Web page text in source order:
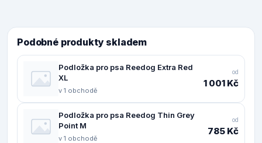
Podobné produkty skladem
Podložka pro psa Reedog Extra Red
XL
v 1 obchodě
od
1 001 Kč
Podložka pro psa Reedog Thin Grey
Point M
v 1 obchodě
od
785 Kč